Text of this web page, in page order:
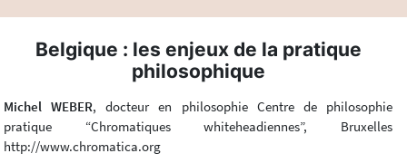
Belgique : les enjeux de la pratique
philosophique
Michel WEBER, docteur en philosophie Centre de philosophie
pratique “Chromatiques whiteheadiennes”, Bruxelles
http://www.chromatica.org